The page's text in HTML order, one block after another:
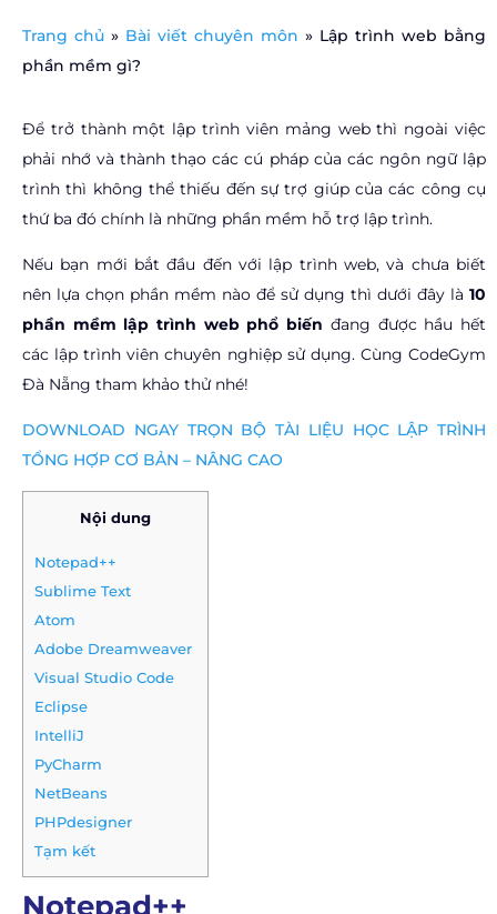
Trang chủ » Bài viết chuyên môn » Lập trình web bằng
phần mềm gì?
Để trở thành một lập trình viên mảng web thì ngoài việc
phải nhớ và thành thạo các cú pháp của các ngôn ngữ lập
trình thì không thể thiếu đến sự trợ giúp của các công cụ
thứ ba đó chính là những phần mềm hỗ trợ lập trình.
Nếu bạn mới bắt đầu đến với lập trình web, và chưa biết
nên lựa chọn phần mềm nào để sử dụng thì dưới đây là 10
phần mềm lập trình web phổ biến đang được hầu hết
các lập trình viên chuyên nghiệp sử dụng. Cùng CodeGym
Đà Nẵng tham khảo thử nhé!
DOWNLOAD NGAY TRỌN BỘ TÀI LIỆU HỌC LẬP TRÌNH
TỔNG HỢP CƠ BẢN – NÂNG CAO
Nội dung
Notepad++
Sublime Text
Atom
Adobe Dreamweaver
Visual Studio Code
Eclipse
IntelliJ
PyCharm
NetBeans
PHPdesigner
Tạm kết
Notepad++